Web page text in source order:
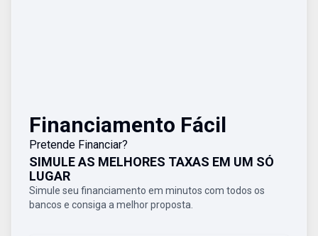
Financiamento Fácil
Pretende Financiar?
SIMULE AS MELHORES TAXAS EM UM SÓ
LUGAR
Simule seu financiamento em minutos com todos os
bancos e consiga a melhor proposta.